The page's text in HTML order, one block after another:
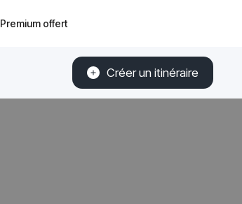
Premium offert
Créer un itinéraire